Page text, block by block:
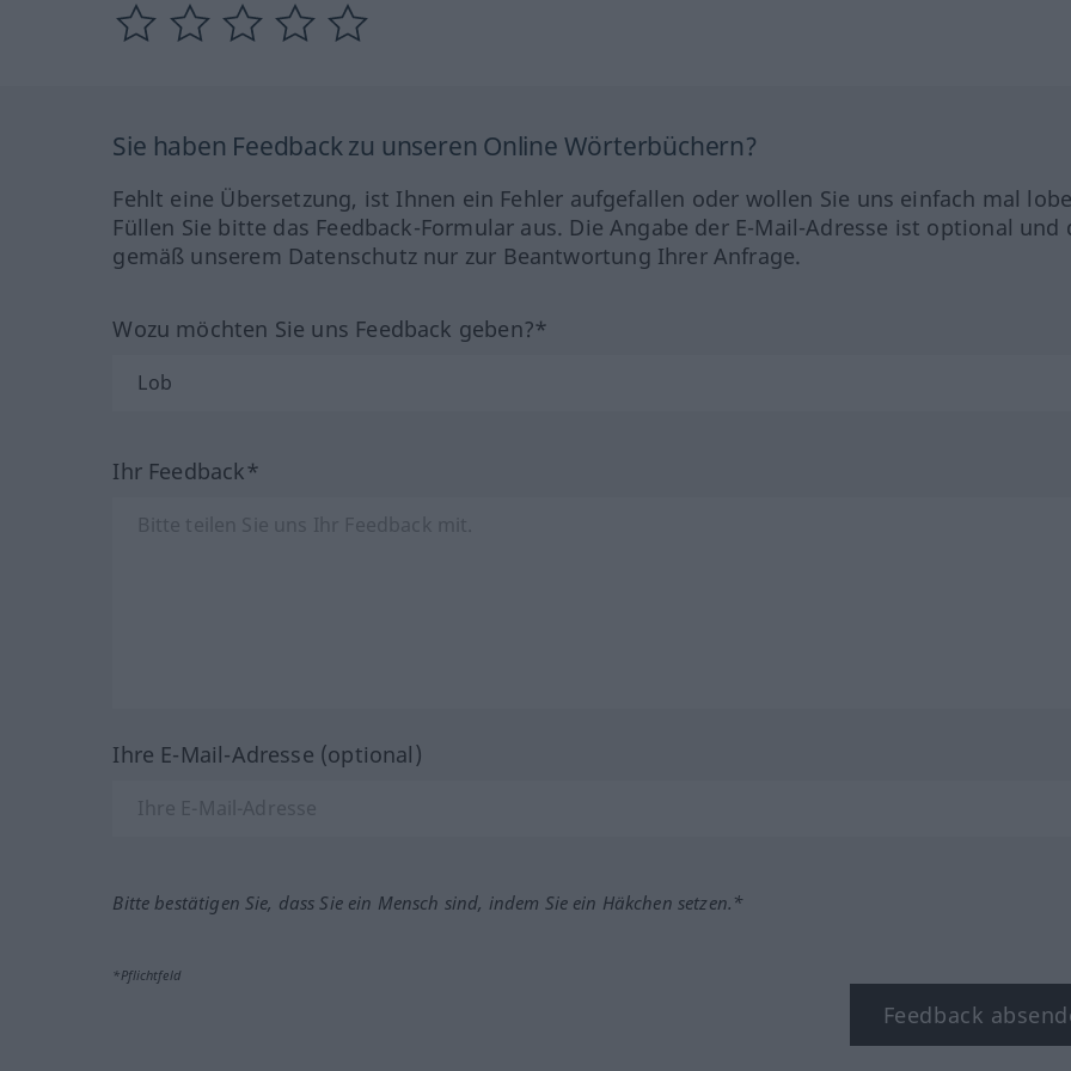
Sie haben Feedback zu unseren Online Wörterbüchern?
Fehlt eine Übersetzung, ist Ihnen ein Fehler aufgefallen oder wollen Sie uns einfach mal
Füllen Sie bitte das Feedback-Formular aus. Die Angabe der E-Mail-Adresse ist optional und
gemäß unserem Datenschutz nur zur Beantwortung Ihrer Anfrage.
Wozu möchten Sie uns Feedback geben?*
Ihr Feedback*
Ihre E-Mail-Adresse (optional)
Bitte bestätigen Sie, dass Sie ein Mensch sind, indem Sie ein Häkchen setzen.*
*Pflichtfeld
Feedback